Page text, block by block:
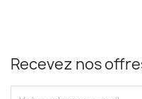
Recevez nos